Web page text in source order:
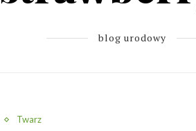
blog urodowy
Twarz